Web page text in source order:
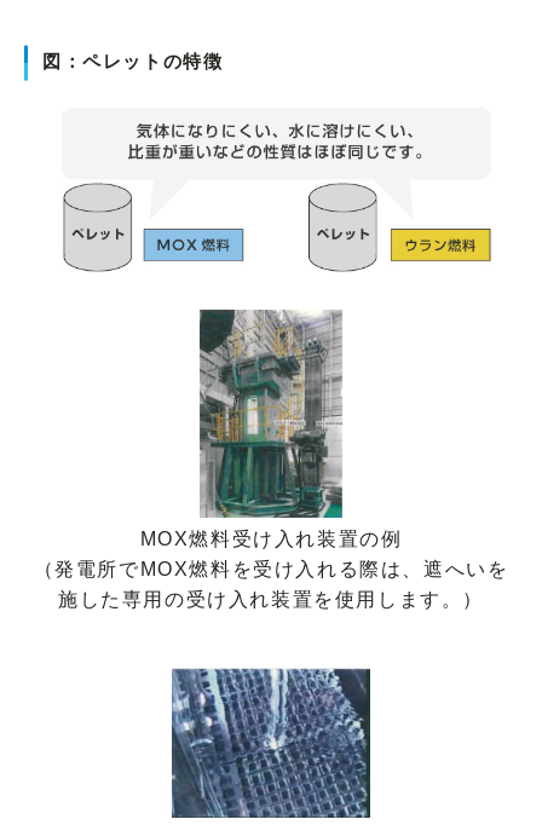
図：ペレットの特徴
MOX燃料受け入れ装置の例
（発電所でMOX燃料を受け入れる際は、遮へいを
施した専用の受け入れ装置を使用します。）